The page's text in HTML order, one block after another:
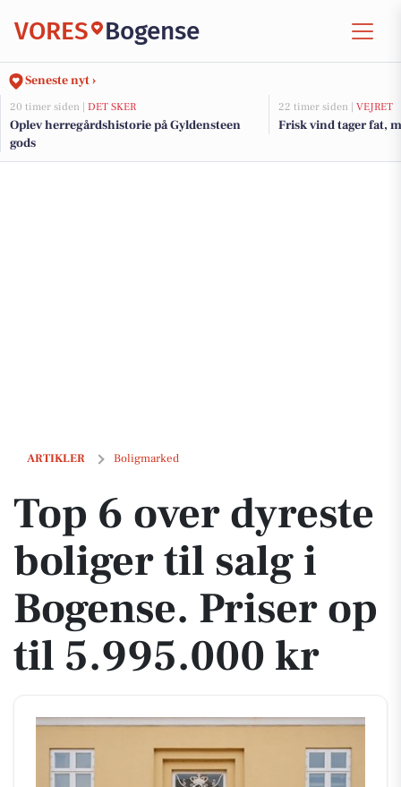
VORES Bogense
Seneste nyt ›
20 timer siden | DET SKER
Oplev herregårdshistorie på Gyldensteen
gods
22 timer siden | VEJRET
Frisk vind tager fat,
ARTIKLER Boligmarked
Top 6 over dyreste boliger til salg i Bogense. Priser op til 5.995.000 kr
Top 6 over dyreste
boliger til salg i
Bogense. Priser op
til 5.995.000 kr